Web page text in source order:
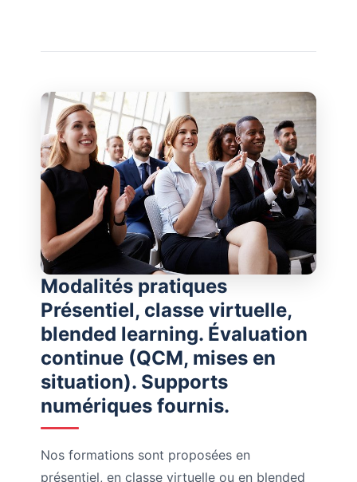
Modalités pratiques
Présentiel, classe virtuelle,
blended learning. Évaluation
continue (QCM, mises en
situation). Supports
numériques fournis.
Nos formations sont proposées en
présentiel, en classe virtuelle ou en blended